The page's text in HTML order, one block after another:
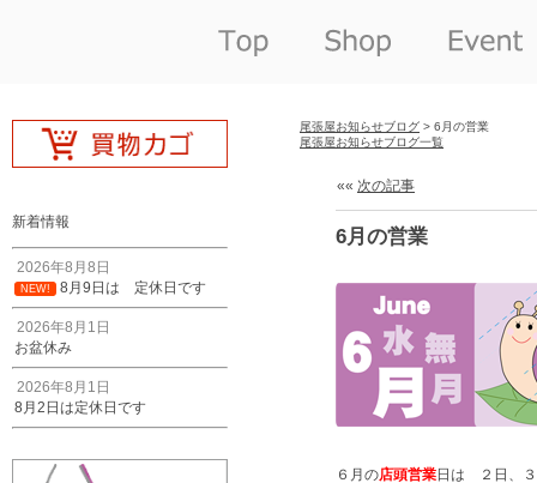
新着情報
2026年8月8日
NEW! 8月9日は 定休日です
2026年8月1日
お盆休み
2026年8月1日
8月2日は定休日です
尾張屋お知らせブログ > 6月の営業
尾張屋お知らせブログ一覧
«« 次の記事
6月の営業
６月の店頭営業日は ２日、